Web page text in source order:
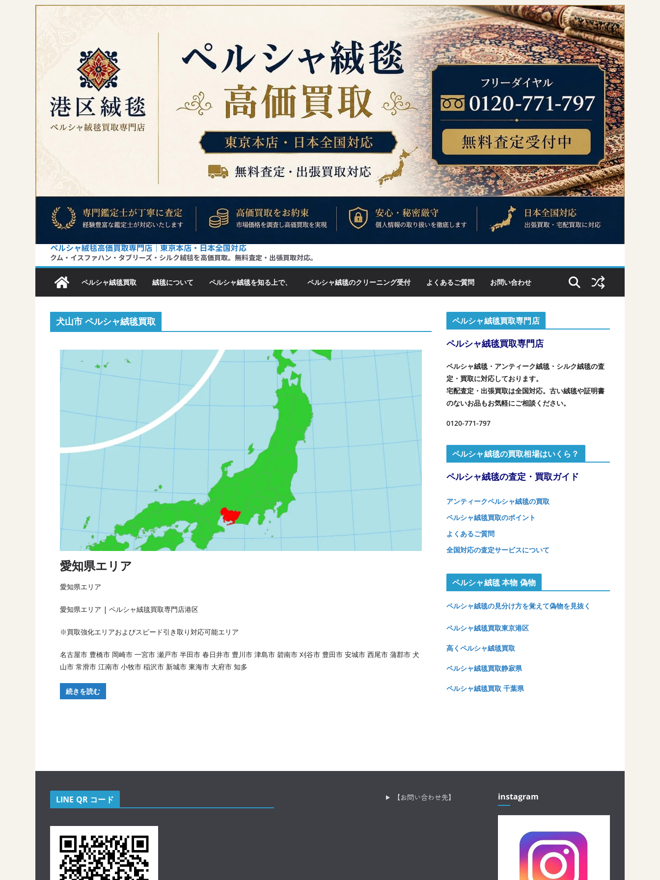
キ
プ
ペルシャ絨毯高価買取専門店｜東京本店・日本全国対応
クム・イスファハン・タブリーズ・シルク絨毯を高価買取。無料査定・出張買取対応。
ペルシャ絨毯買取 絨毯について ペルシャ絨毯を知る上で、 ペルシャ絨毯のクリーニング受付 よくあるご質問 お問い合わせ
犬山市 ペルシャ絨毯買取
愛知県エリア
愛知県エリア
愛知県エリア | ペルシャ絨毯買取専門店港区
※買取強化エリアおよびスピード引き取り対応可能エリア
名古屋市 豊橋市 岡崎市 一宮市 瀬戸市 半田市 春日井市 豊川市 津島市 碧南市 刈谷市 豊田市 安城市 西尾市 蒲郡市 犬
山市 常滑市 江南市 小牧市 稲沢市 新城市 東海市 大府市 知多
続きを読む
ペルシャ絨毯買取専門店
ペルシャ絨毯買取専門店
ペルシャ絨毯・アンティーク絨毯・シルク絨毯の査
定・買取に対応しております。
宅配査定・出張買取は全国対応。古い絨毯や証明書
のないお品もお気軽にご相談ください。
0120-771-797
ペルシャ絨毯の買取相場はいくら？
ペルシャ絨毯の査定・買取ガイド
アンティークペルシャ絨毯の買取
ペルシャ絨毯買取のポイント
よくあるご質問
全国対応の査定サービスについて
ペルシャ絨毯 本物 偽物
ペルシャ絨毯の見分け方を覚えて偽物を見抜く
ペルシャ絨毯買取東京港区
高くペルシャ絨毯買取
ペルシャ絨毯買取静寂県
ペルシャ絨毯買取 千葉県
LINE QR コード 【お問い合わせ先】 instagram